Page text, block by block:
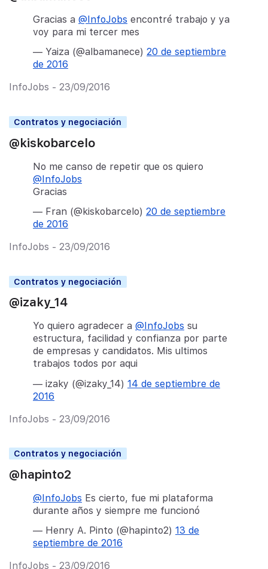
Gracias a @InfoJobs encontré trabajo y ya
voy para mi tercer mes
— Yaiza (@albamanece) 20 de septiembre
de 2016
InfoJobs - 23/09/2016
Contratos y negociación
@kiskobarcelo
No me canso de repetir que os quiero
@InfoJobs
Gracias
— Fran (@kiskobarcelo) 20 de septiembre
de 2016
InfoJobs - 23/09/2016
Contratos y negociación
@izaky_14
Yo quiero agradecer a @InfoJobs su
estructura, facilidad y confianza por parte
de empresas y candidatos. Mis ultimos
trabajos todos por aqui
— izaky (@izaky_14) 14 de septiembre de
2016
InfoJobs - 23/09/2016
Contratos y negociación
@hapinto2
@InfoJobs Es cierto, fue mi plataforma
durante años y siempre me funcionó
— Henry A. Pinto (@hapinto2) 13 de
septiembre de 2016
InfoJobs - 23/09/2016